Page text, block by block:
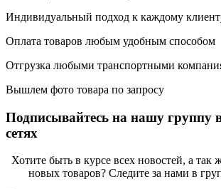
Индивидуальный подход к каждому
Оплата товаров любым удобным способом
Отгрузка любыми транспортными
Вышлем фото товара по запросу
Подписывайтесь на нашу группу
сетях
Хотите быть в курсе всех новостей, а так
новых товаров? Следите за нами в